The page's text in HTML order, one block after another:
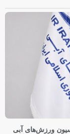
ورزش‌های آبی